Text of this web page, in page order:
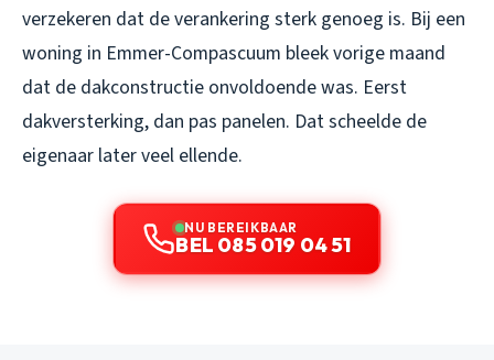
verzekeren dat de verankering sterk genoeg is. Bij een
woning in Emmer-Compascuum bleek vorige maand
dat de dakconstructie onvoldoende was. Eerst
dakversterking, dan pas panelen. Dat scheelde de
eigenaar later veel ellende.
NU BEREIKBAAR
BEL 085 019 04 51